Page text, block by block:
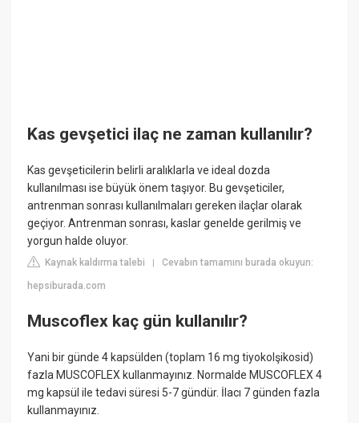
Kas gevşetici ilaç ne zaman kullanılır?
Kas gevşeticilerin belirli aralıklarla ve ideal dozda
kullanılması ise büyük önem taşıyor. Bu gevşeticiler,
antrenman sonrası kullanılmaları gereken ilaçlar olarak
geçiyor. Antrenman sonrası, kaslar genelde gerilmiş ve
yorgun halde oluyor.
Kaynak kaldırma talebi |Cevabın tamamını burada okuyun:
hepsiburada.com
Muscoflex kaç gün kullanılır?
Yani bir günde 4 kapsülden (toplam 16 mg tiyokolşikosid)
fazla MUSCOFLEX kullanmayınız. Normalde MUSCOFLEX 4
mg kapsül ile tedavi süresi 5-7 gündür. İlacı 7 günden fazla
kullanmayınız.